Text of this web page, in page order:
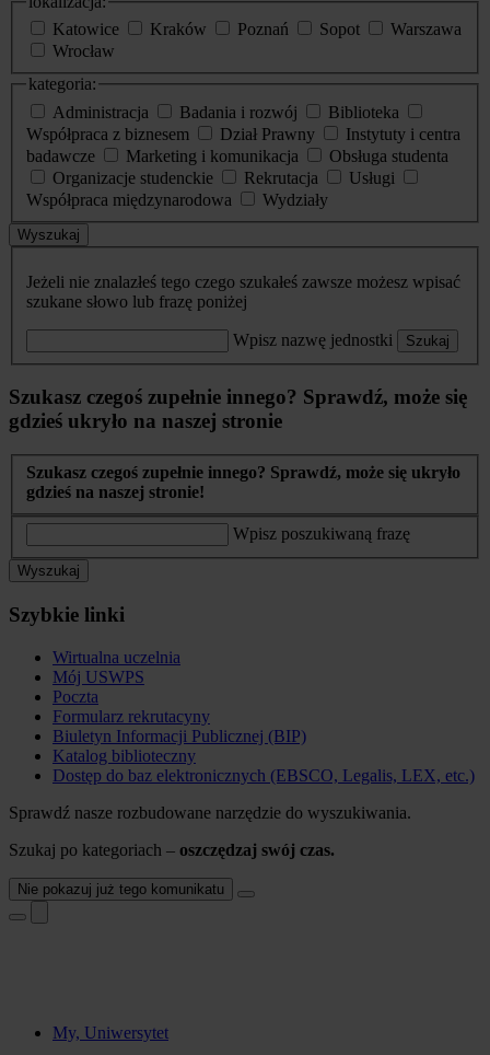
Katowice
Kraków Poznań Sopot
Warszawa
Wrocław
kategoria:
Administracja
Badania i rozwój
Biblioteka
Współpraca z biznesem
Dział Prawny
Instytuty i centra
badawcze
Marketing i komunikacja
Obsługa studenta
Organizacje studenckie
Rekrutacja
Usługi
Współpraca międzynarodowa
Wydziały
Wyszukaj
Jeżeli nie znalazłeś tego czego szukałeś zawsze możesz wpisać
szukane słowo lub frazę poniżej
Wpisz nazwę jednostki Szukaj
Szukasz czegoś zupełnie innego? Sprawdź, może się
gdzieś ukryło na naszej stronie
Szukasz czegoś zupełnie innego? Sprawdź, może się ukryło
gdzieś na naszej stronie!
Wpisz poszukiwaną frazę
Wyszukaj
Szybkie linki
Wirtualna uczelnia
Mój USWPS
Poczta
Formularz rekrutacyny
Biuletyn Informacji Publicznej (BIP)
Katalog biblioteczny
Dostęp do baz elektronicznych (EBSCO, Legalis, LEX, etc.)
Sprawdź nasze rozbudowane narzędzie do wyszukiwania.
Szukaj po kategoriach – oszczędzaj swój czas.
Nie pokazuj już tego komunikatu
My, Uniwersytet